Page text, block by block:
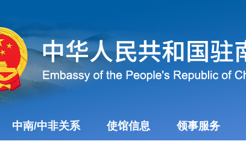
中南/中非关系 使馆信息 领事服务